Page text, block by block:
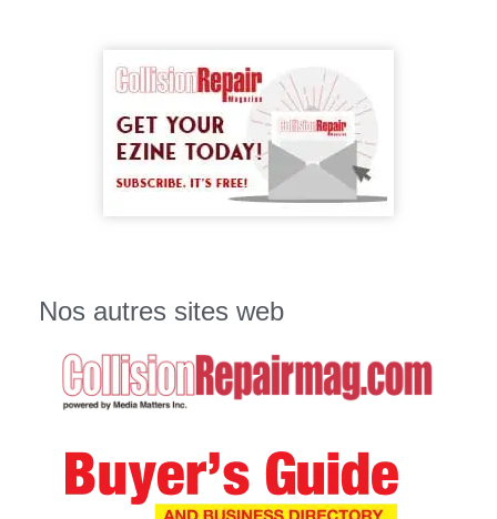
Nos autres sites web